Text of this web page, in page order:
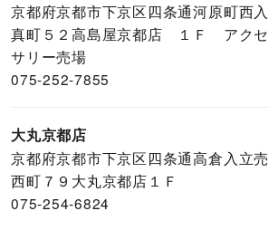
京都府京都市下京区四条通河原町西入
真町５２高島屋京都店 １Ｆ アクセ
サリー売場
075-252-7855
大丸京都店
京都府京都市下京区四条通高倉入立売
西町７９大丸京都店１Ｆ
075-254-6824